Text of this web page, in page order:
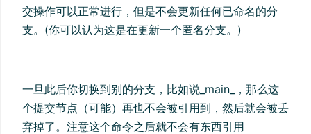
交操作可以正常进行，但是不会更新任何已命名的分
支。(你可以认为这是在更新一个匿名分支。)
一旦此后你切换到别的分支，比如说_main_，那么这
个提交节点（可能）再也不会被引用到，然后就会被丢
弃掉了。注意这个命令之后就不会有东西引用